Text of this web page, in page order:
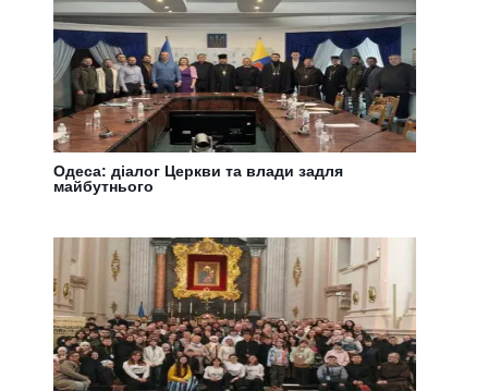
Одеса: діалог Церкви та влади задля
майбутнього